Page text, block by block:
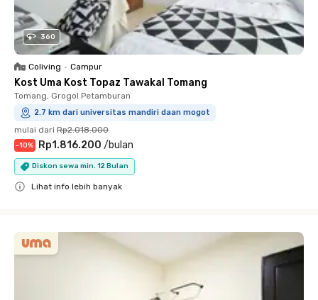
360
Coliving • Campur
Kost Uma Kost Topaz Tawakal Tomang
Tomang, Grogol Petamburan
2.7 km dari universitas mandiri daan mogot
mulai dari Rp2.018.000
-10% Rp1.816.200 /bulan
Diskon sewa min. 12 Bulan
Lihat info lebih banyak